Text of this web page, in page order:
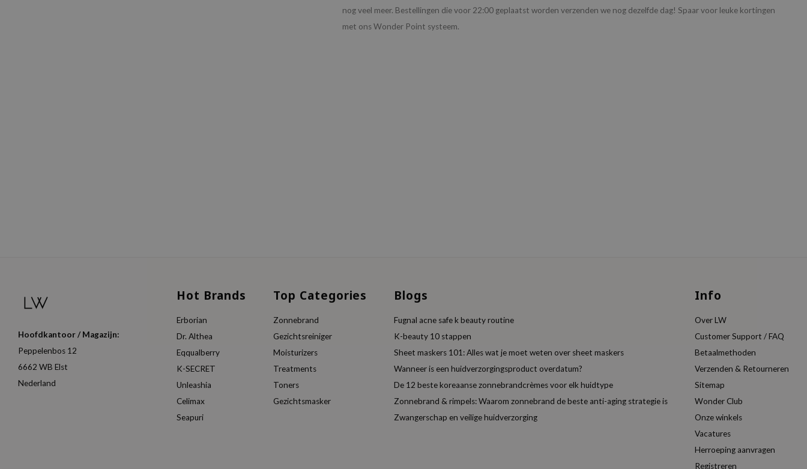
nog veel meer. Bestellingen die voor 22:00 geplaatst worden verzenden we nog dezelfde dag! Spaar voor leuke kortingen
met ons Wonder Point systeem.
Hoofdkantoor / Magazijn:
Peppelenbos 12
6662 WB Elst
Nederland
Hot Brands
Erborian
Dr. Althea
Eqqualberry
K-SECRET
Unleashia
Celimax
Seapuri
Top Categories
Zonnebrand
Gezichtsreiniger
Moisturizers
Treatments
Toners
Gezichtsmasker
Blogs
Fugnal acne safe k beauty routine
K-beauty 10 stappen
Sheet maskers 101: Alles wat je moet weten over sheet maskers
Wanneer is een huidverzorgingsproduct overdatum?
De 12 beste koreaanse zonnebrandcrèmes voor elk huidtype
Zonnebrand & rimpels: Waarom zonnebrand de beste anti-aging strategie is
Zwangerschap en veilige huidverzorging
Info
Over LW
Customer Support / FAQ
Betaalmethoden
Verzenden & Retourneren
Sitemap
Wonder Club
Onze winkels
Vacatures
Herroeping aanvragen
Registreren